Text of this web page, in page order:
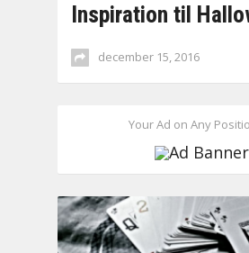
Inspiration til
december 15, 2016
Your Ad on Any